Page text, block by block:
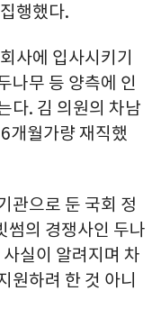
행했다.
사에 입사시키기
나무 등 양측에 인
다. 김 의원의 차남
개월가량 재직했
관으로 둔 국회 정
썸의 경쟁사인 두나
실이 알려지며 차
원하려 한 것 아니